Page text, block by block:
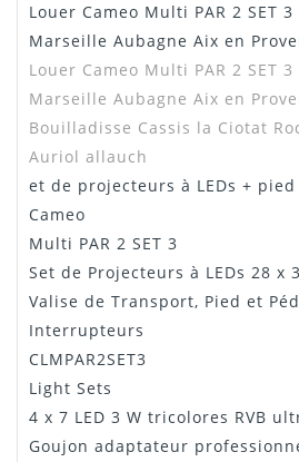
Manuel /
Notice
Télécharger
Louer Cameo Multi PAR 2 SET
Marseille Aubagne Aix en
Louer Cameo Multi PAR 2 SET
Marseille Aubagne Aix en
Bouilladisse Cassis la Ciotat
Auriol allauch
et de projecteurs à LEDs +
Cameo
Multi PAR 2 SET 3
Set de Projecteurs à LEDs 28 x
Valise de Transport, Pied et
Interrupteurs
CLMPAR2SET3
Light Sets
4 x 7 LED 3 W tricolores RVB
Goujon adaptateur